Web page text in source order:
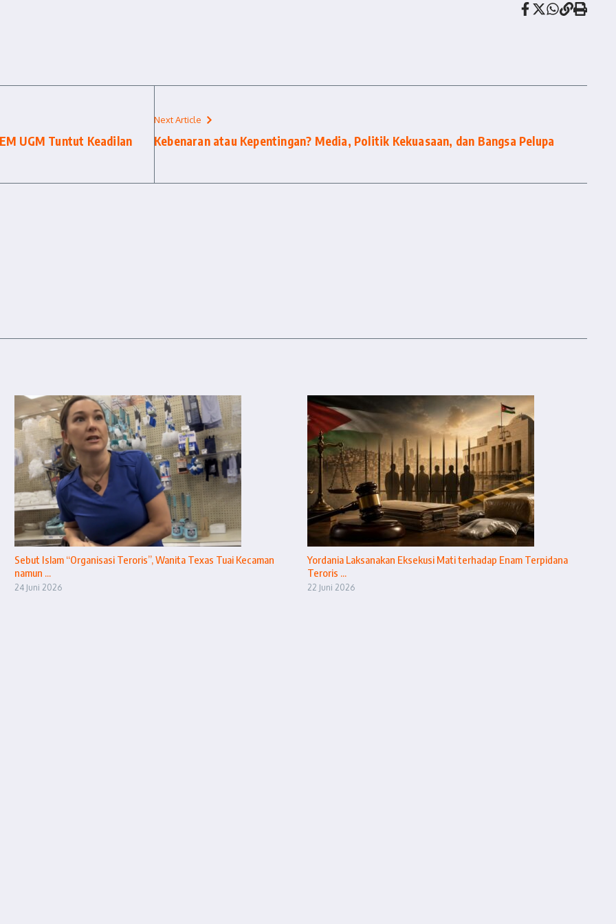
UGM Tuntut Keadilan
Next Article
Kebenaran atau Kepentingan? Media, Politik Kekuasaan, dan Bangsa Pelupa
Sebut Islam “Organisasi Teroris”, Wanita Texas Tuai Kecaman
namun ...
24 Juni 2026
Yordania Laksanakan Eksekusi Mati terhadap Enam Terpidana
Teroris ...
22 Juni 2026